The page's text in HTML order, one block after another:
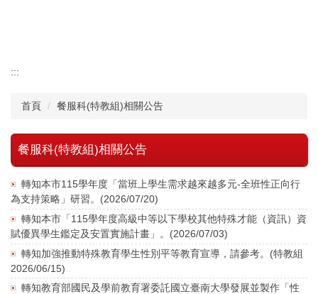
其他單位
學校章則
請購系統
檔案下載
:::
首頁 餐服科(特教組)相關公告
餐服科(特教組)相關公告
轉知本市115學年度「當班上學生需求越來越多元-全班性正向行
為支持策略」研習。(2026/07/20)
轉知本市「115學年度高級中等以下學校其他特殊才能（資訊）資
賦優異學生鑑定及安置實施計畫」。(2026/07/03)
轉知加強推動特殊教育學生性別平等教育宣導，請參考。(特教組
2026/06/15)
轉知教育部國民及學前教育署委託國立臺南大學發展並製作「性